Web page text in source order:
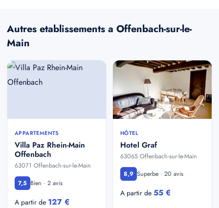
Autres etablissements a Offenbach-sur-le-
Main
APPARTEMENTS
Villa Paz Rhein-Main
Offenbach
63071 Offenbach-sur-le-Main
7,5 Bien · 2 avis
A partir de 127 €
HÔTEL
Hotel Graf
63065 Offenbach-sur-le-Main
8,9 Superbe · 20 avis
A partir de 55 €